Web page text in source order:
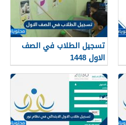
تسجيل الطلاب في الصف
الاول 1448